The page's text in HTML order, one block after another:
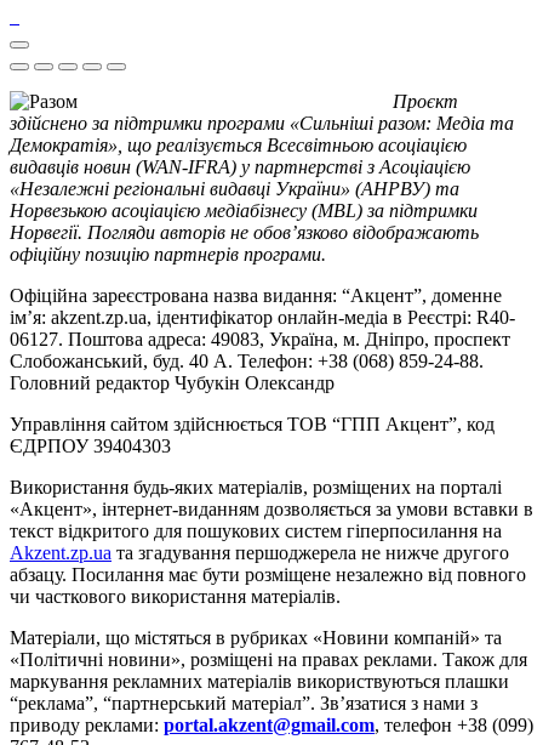
Проєкт
здійснено за підтримки програми «Сильніші разом: Медіа та
Демократія», що реалізується Всесвітньою асоціацією
видавців новин (WAN-IFRA) у партнерстві з Асоціацією
«Незалежні регіональні видавці України» (АНРВУ) та
Норвезькою асоціацією медіабізнесу (MBL) за підтримки
Норвегії. Погляди авторів не обов’язково відображають
офіційну позицію партнерів програми.
Офіційна зареєстрована назва видання: “Акцент”, доменне
ім’я: akzent.zp.ua, ідентифікатор онлайн-медіа в Реєстрі: R40-
06127. Поштова адреса: 49083, Україна, м. Дніпро, проспект
Слобожанський, буд. 40 А. Телефон: +38 (068) 859-24-88.
Головний редактор Чубукін Олександр
Управління сайтом здійснюється ТОВ “ГПП Акцент”, код
ЄДРПОУ 39404303
Використання будь-яких матеріалів, розміщених на порталі
«Акцент», інтернет-виданням дозволяється за умови вставки в
текст відкритого для пошукових систем гіперпосилання на
Akzent.zp.ua та згадування першоджерела не нижче другого
абзацу. Посилання має бути розміщене незалежно від повного
чи часткового використання матеріалів.
Матеріали, що містяться в рубриках «Новини компаній» та
«Політичні новини», розміщені на правах реклами. Також для
маркування рекламних матеріалів використвуються плашки
“реклама”, “партнерський матеріал”. Зв’язатися з нами з
приводу реклами: portal.akzent@gmail.com, телефон +38 (099)